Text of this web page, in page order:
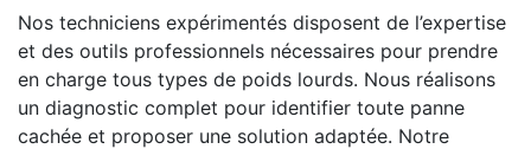
Nos techniciens expérimentés disposent de l’expertise
et des outils professionnels nécessaires pour prendre
en charge tous types de poids lourds. Nous réalisons
un diagnostic complet pour identifier toute panne
cachée et proposer une solution adaptée. Notre